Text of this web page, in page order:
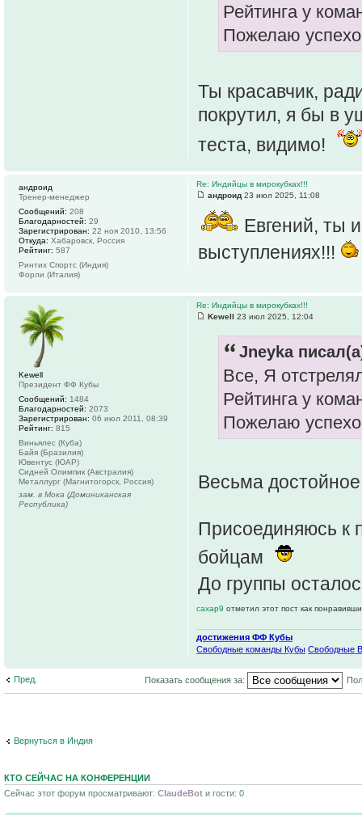
Рейтинга у
Пожелаю
Ты красавчик,
покрутил, я бы в
теста, видимо!
Re: Индийцы в мирокубках!!!
андроид 23 июл 2025, 11:08
Евгений, ты
выступлениях!!!
андроид
Тренер-менеджер
Сообщений: 208
Благодарностей: 29
Зарегистрирован: 22 ноя 2010, 13:56
Откуда: Хабаровск, Россия
Рейтинг: 587
Ринтих Спортс (Индия)
Форли (Италия)
Re: Индийцы в мирокубках!!!
Kewell 23 июл 2025, 12:04
Jneyka
Все, Я
Рейтинга у
Пожелаю
Весьма
Присоединяюсь к
бойцам
До группы
caxap9 отметил этот пост как
достижения ФФ Кубы
Свободные команды Кубы Свободные
Kewell
Президент ФФ Кубы
Сообщений: 1484
Благодарностей: 2073
Зарегистрирован: 06 июл 2011, 08:39
Рейтинг: 815
Виньялес (Куба)
Байя (Бразилия)
Ювентус (ЮАР)
Сидней Олимпик (Австралия)
Металлург (Магнитогорск, Россия)
зам. в Мока (Доминиканская
Республика)
Пред. Показать сообщения за:
Вернуться в Индия
КТО СЕЙЧАС НА КОНФЕРЕНЦИИ
Сейчас этот форум просматривают: ClaudeBot и гости: 0